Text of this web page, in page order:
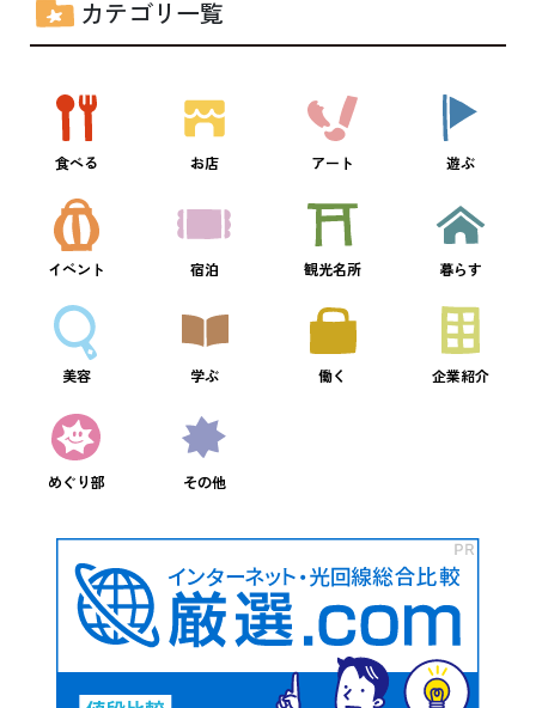
カテゴリ一覧
食べる お店 アート 遊ぶ
イベント 宿泊 観光名所 暮らす
美容 学ぶ 働く 企業紹介
めぐり部 その他